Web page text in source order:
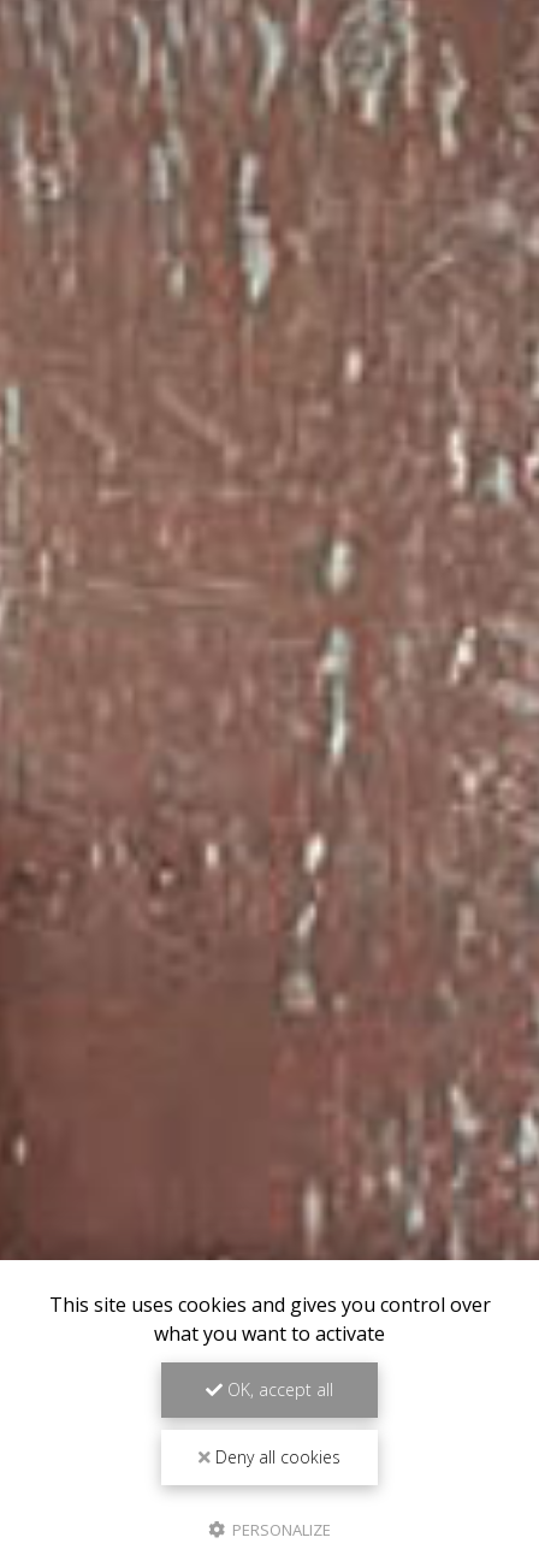
This site uses cookies and gives you control over
what you want to activate
OK, accept all
Deny all cookies
PERSONALIZE